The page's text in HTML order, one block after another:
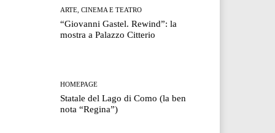
ARTE, CINEMA E TEATRO
“Giovanni Gastel. Rewind”: la
mostra a Palazzo Citterio
HOMEPAGE
Statale del Lago di Como (la ben
nota “Regina”)